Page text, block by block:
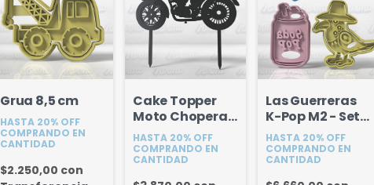
Grua 8,5 cm
HASTA 20% OFF
COMPRANDO EN
CANTIDAD
$2.250,00 con
Cake Topper
Moto Chopera
18 cm
HASTA 20% OFF
COMPRANDO EN
CANTIDAD
Las Guerreras
K-Pop M2 - Set x
3u
HASTA 20% OFF
COMPRANDO EN
CANTIDAD